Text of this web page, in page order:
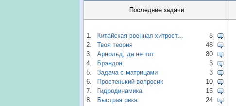
Последние задачи
1. Китайская военная хитрост...
8
2.
Твоя теория
48
3.
Арнольд, да не тот
80
4.
Брэндон.
3
5.
Задача с матрицами
3
6.
Простенький вопросик
10
7.
Гидродинамика
15
8.
Быстрая река.
24